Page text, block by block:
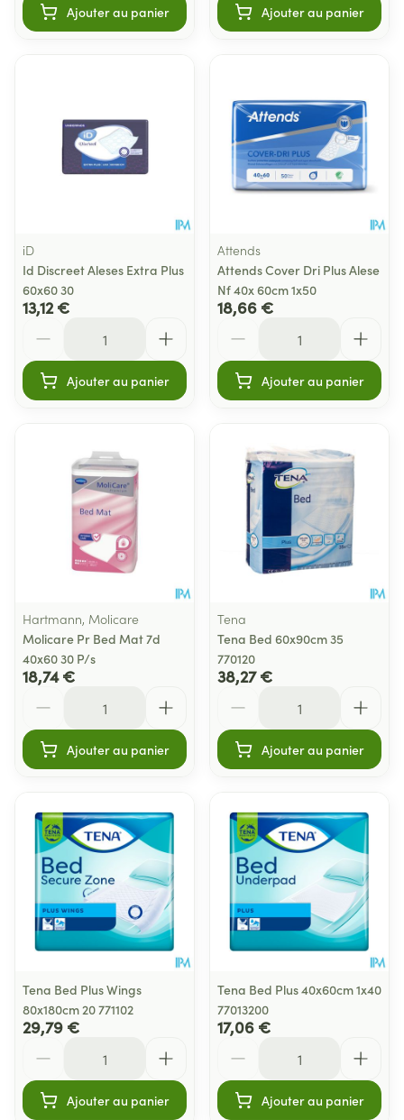
Ajouter au panier Ajouter au panier
iD
Id Discreet Aleses Extra Plus
60x60 30
13,12 €
Ajouter au panier
Attends
Attends Cover Dri Plus Alese
Nf 40x 60cm 1x50
18,66 €
Ajouter au panier
Hartmann, Molicare
Molicare Pr Bed Mat 7d
40x60 30 P/s
18,74 €
Ajouter au panier
Tena
Tena Bed 60x90cm 35
770120
38,27 €
Ajouter au panier
Tena Bed Plus Wings
80x180cm 20 771102
29,79 €
Ajouter au panier
Tena Bed Plus 40x60cm 1x40
77013200
17,06 €
Ajouter au panier